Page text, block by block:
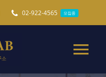
02-922-4565 모집중